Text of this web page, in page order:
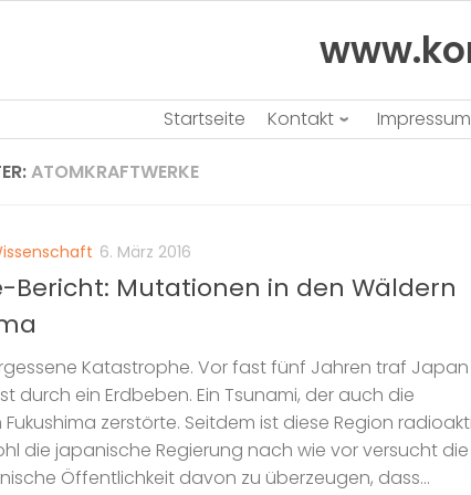
Startseite Kontakt Impressum
ATOMKRAFTWERKE
6. März 2016
Bericht: Mutationen in den Wäldern
Katastrophe. Vor fast fünf Jahren traf
durch ein Erdbeben. Ein Tsunami, der auch die
zerstörte. Seitdem ist diese Region
die japanische Regierung nach wie vor versucht die
Öffentlichkeit davon zu überzeugen, dass...